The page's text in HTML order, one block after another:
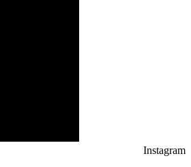
Instagram